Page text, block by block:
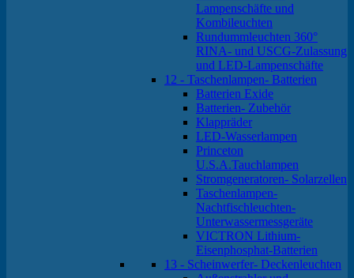
Lampenschäfte und
Kombileuchten
Rundummleuchten 360°
RINA- und USCG-Zulassung
und LED-Lampenschäfte
12 - Taschenlampen- Batterien
Batterien Exide
Batterien- Zubehör
Klappräder
LED-Wasserlampen
Princeton
U.S.A.Tauchlampen
Stromgeneratoren- Solarzellen
Taschenlampen-
Nachtfischleuchten-
Unterwassermessgeräte
VICTRON Lithium-
Eisenphosphat-Batterien
13 - Scheinwerfer- Deckenleuchten